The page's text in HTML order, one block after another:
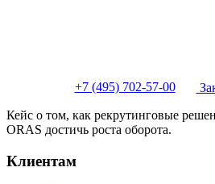
+7 (495) 702-57-00
Кейс о том, как рекрутинговые
ORAS достичь роста оборота.
Клиентам